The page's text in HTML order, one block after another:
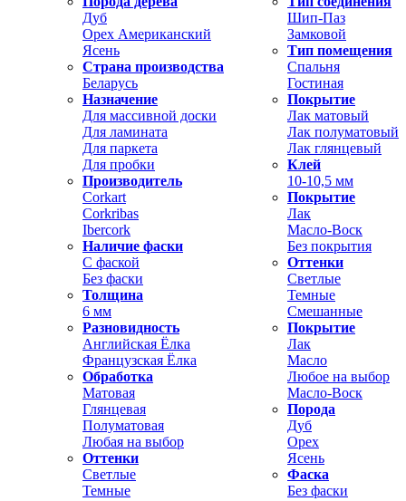
Дуб
Орех Американский
Ясень
Страна производства
Беларусь
Шип-Паз
Замковой
Тип помещения
Спальня
Гостиная
Назначение
Для массивной доски
Для ламината
Для паркета
Для пробки
Покрытие
Лак матовый
Лак полуматовый
Лак глянцевый
Клей
Производитель
Corkart
Corkribas
Ibercork
Наличие фаски
С фаской
Без фаски
Толщина
6 мм
10-10,5 мм
Покрытие
Лак
Масло-Воск
Без покрытия
Оттенки
Светлые
Темные
Смешанные
Разновидность
Английская Ёлка
Французская Ёлка
Обработка
Матовая
Глянцевая
Полуматовая
Любая на выбор
Оттенки
Светлые
Темные
Покрытие
Лак
Масло
Любое на выбор
Масло-Воск
Порода
Дуб
Орех
Ясень
Фаска
Без фаски